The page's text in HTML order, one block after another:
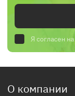
Я согласен на
О компании